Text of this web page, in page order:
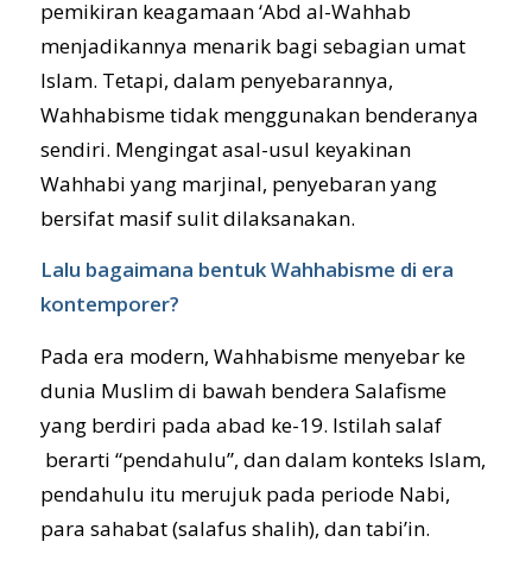
pemikiran keagamaan ‘Abd al-Wahhab
menjadikannya menarik bagi sebagian umat
Islam. Tetapi, dalam penyebarannya,
Wahhabisme tidak menggunakan benderanya
sendiri. Mengingat asal-usul keyakinan
Wahhabi yang marjinal, penyebaran yang
bersifat masif sulit dilaksanakan.
Lalu bagaimana bentuk Wahhabisme di era
kontemporer?
Pada era modern, Wahhabisme menyebar ke
dunia Muslim di bawah bendera Salafisme
yang berdiri pada abad ke-19. Istilah salaf
berarti “pendahulu”, dan dalam konteks Islam,
pendahulu itu merujuk pada periode Nabi,
para sahabat (salafus shalih), dan tabi’in.